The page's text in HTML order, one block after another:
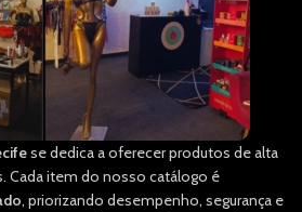
se dedica a oferecer produtos de alta
Cada item do nosso catálogo é
, priorizando desempenho, segurança e